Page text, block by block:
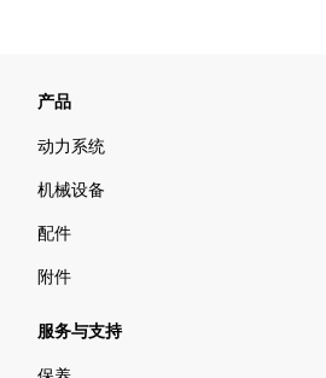
产品
动力系统
机械设备
配件
附件
服务与支持